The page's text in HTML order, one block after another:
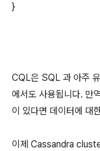
}
CQL은 SQL 과 아주
에서도 사용됩니다. 만
이 있다면 데이터에 대
이제 Cassandra